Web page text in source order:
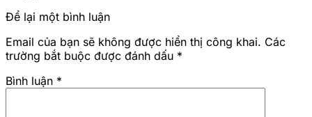
Để lại một bình luận
Email của bạn sẽ không được hiển thị công khai. Các
trường bắt buộc được đánh dấu *
Bình luận *